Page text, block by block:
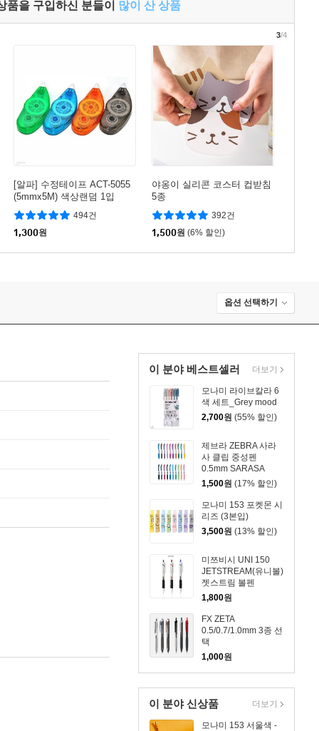
품을 구입하신 분들이 많이 산 상품
[알파] 수정테이프 ACT-5055
(5mmx5M) 색상랜덤 1입
494건
1,300원
야옹이 실리콘 코스터 컵받침
5종
392건
1,500원 (6% 할인)
3/4
옵션 선택하기
이 분야 베스트셀러
모나미 라이브칼라 6
색 세트_Grey mood
2,700원 (55% 할인)
제브라 ZEBRA 사라
사 클립 중성펜
0.5mm SARASA
CLIP
1,500원 (17% 할인)
모나미 153 포켓몬 시
리즈 (3본입)
3,500원 (13% 할인)
미쯔비시 UNI 150
JETSTREAM(유니볼)
젯스트림 볼펜
_0.5mm_블랙
1,800원
FX ZETA
0.5/0.7/1.0mm 3종 선
택
1,000원
더보기
이 분야 신상품
모나미 153 서울색 -
더보기